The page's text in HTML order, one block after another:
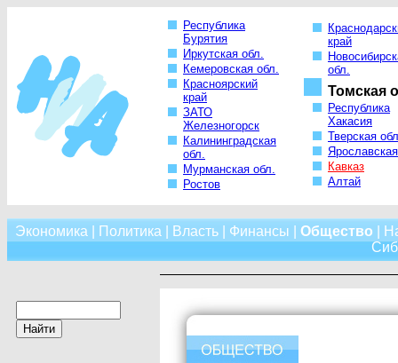
Республика
Бурятия
Иркутская обл.
Кемеровская обл.
Красноярский
край
ЗАТО
Железногорск
Калининградская
обл.
Мурманская обл.
Ростов
край
обл.
Томская
Республика
Хакасия
Тверская
Кавказ
Алтай
Экономика Политика Власть| Финансы Общество